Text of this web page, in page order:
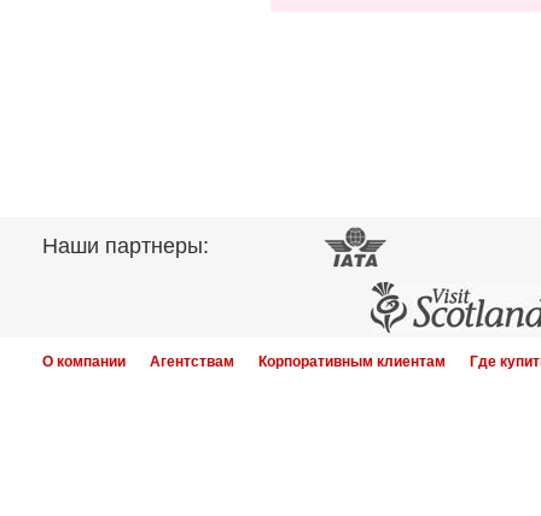
Наши партнеры:
О компании Агентствам Корпоративным клиентам Где